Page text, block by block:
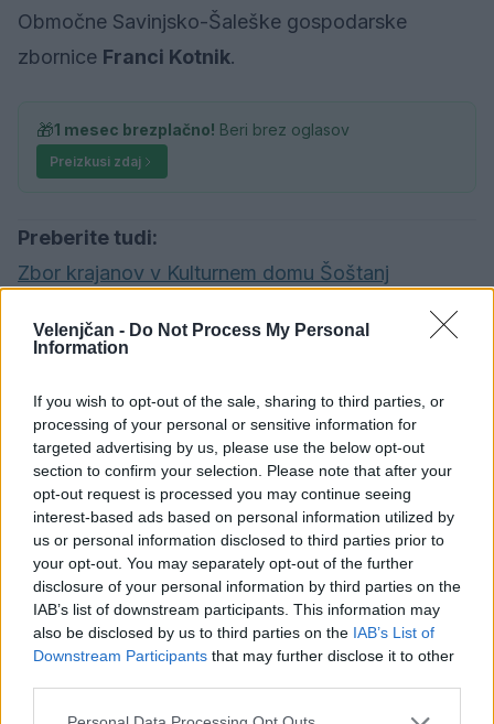
Velenjčan - Do Not Process My Personal
Information
If you wish to opt-out of the sale, sharing to third parties, or
processing of your personal or sensitive information for
targeted advertising by us, please use the below opt-out
section to confirm your selection. Please note that after your
opt-out request is processed you may continue seeing
interest-based ads based on personal information utilized by
us or personal information disclosed to third parties prior to
your opt-out. You may separately opt-out of the further
disclosure of your personal information by third parties on the
IAB’s list of downstream participants. This information may
also be disclosed by us to third parties on the IAB’s List of
Downstream Participants that may further disclose it to other
Območne Savinjsko-Šaleške gospodarske
zbornice Franci Kotnik.
🎁1 mesec brezplačno! Beri brez oglasov
Preizkusi zdaj
Preberite tudi:
Zbor krajanov v Kulturnem domu Šoštanj
Plavalni klub Velenje do petih medalj na kranjskem
mitingu
plina
Opozorilo:Po 297. členu Kazenskega zakonika je
posameznik kazensko odgovoren za javno spodbujanje
sovraštva, nasilja ali nestrpnosti. Komentarji z žaljivimi,
rasističnimi, diskriminatornimi ali nezakonitimi vsebinami
bodo odstranjeni. Pravila komentiranja →
Failed to fetch